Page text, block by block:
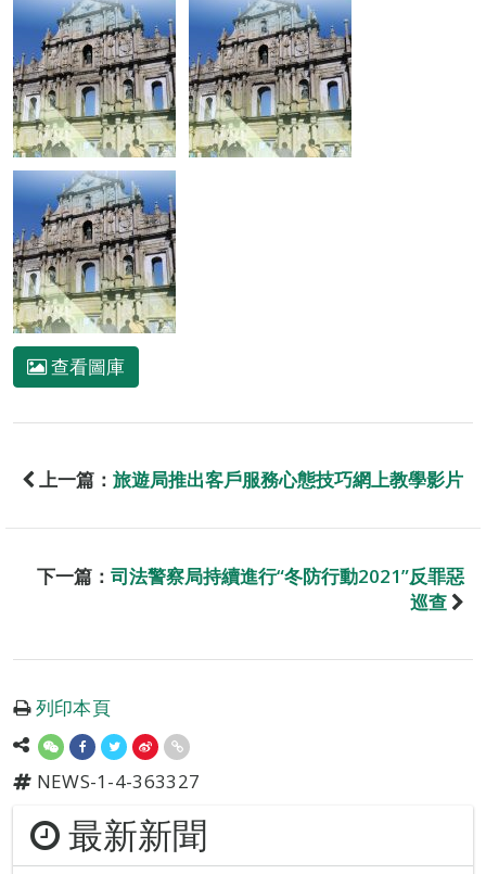
查看圖庫
上一篇： 旅遊局推出客戶服務心態技巧網上教學影片
下一篇： 司法警察局持續進行“冬防行動2021”反罪惡
巡查
列印本頁
NEWS-1-4-363327
最新新聞